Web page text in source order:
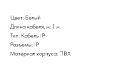
Цвет: Белый
Длина кабеля, м: 1 м
Тип: Кабель IP
Разъемы: IP
Материал корпуса: ПВХ